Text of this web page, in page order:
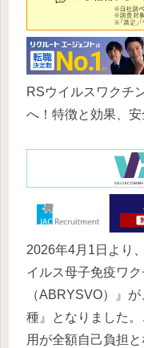
RSウイルスワクチ
へ！特徴と効果、安
2026年4月1日より
イルス母子免疫ワ
（ABRYSVO）』
種』となりました
用が全額自己負担